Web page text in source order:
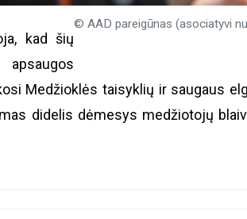
© AAD pareigūnas (asociatyvi
kad šių
Medžioklės taisyklių ir saugaus
didelis dėmesys medžiotojų